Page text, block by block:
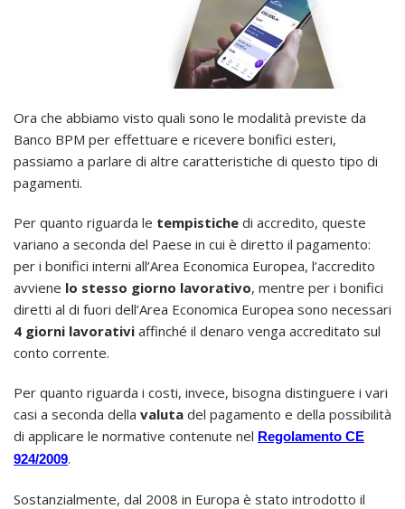
Ora che abbiamo visto quali sono le modalità previste da
Banco BPM per effettuare e ricevere bonifici esteri,
passiamo a parlare di altre caratteristiche di questo tipo di
pagamenti.
Per quanto riguarda le tempistiche di accredito, queste
variano a seconda del Paese in cui è diretto il pagamento:
per i bonifici interni all’Area Economica Europea, l’accredito
avviene lo stesso giorno lavorativo, mentre per i bonifici
diretti al di fuori dell’Area Economica Europea sono necessari
4 giorni lavorativi affinché il denaro venga accreditato sul
conto corrente.
Per quanto riguarda i costi, invece, bisogna distinguere i vari
casi a seconda della valuta del pagamento e della possibilità
di applicare le normative contenute nel Regolamento CE
924/2009.
Sostanzialmente, dal 2008 in Europa è stato introdotto il